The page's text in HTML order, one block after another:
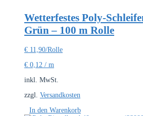
Wetterfestes Poly-
Grün – 100 m Rolle
€ 11,90/Rolle
€ 0,12 / m
inkl. MwSt.
zzgl. Versandkosten
In den Warenkorb